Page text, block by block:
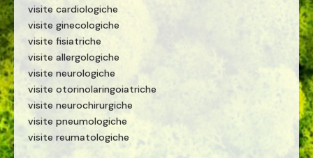
visite cardiologiche
visite ginecologiche
visite fisiatriche
visite allergologiche
visite neurologiche
visite otorinolaringoiatriche
visite neurochirurgiche
visite pneumologiche
visite reumatologiche